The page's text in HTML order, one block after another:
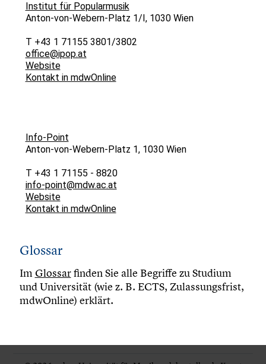
Institut für Popularmusik
Anton-von-Webern-Platz 1/I, 1030 Wien
T +43 1 71155 3801/3802
office@ipop.at
Website
Kontakt in mdwOnline
Info-Point
Anton-von-Webern-Platz 1, 1030 Wien
T +43 1 71155 - 8820
info-point@mdw.ac.at
Website
Kontakt in mdwOnline
Glossar
Im Glossarfinden Sie alle Begriffe zu Studium
und Universität (wie z. B. ECTS, Zulassungsfrist,
mdwOnline) erklärt.